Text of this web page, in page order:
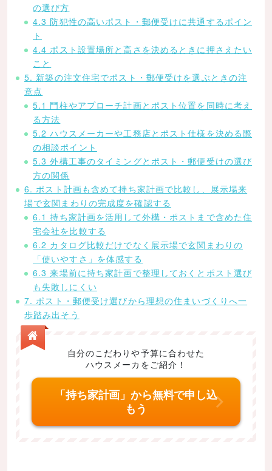
の選び方
4.3 防犯性の高いポスト・郵便受けに共通するポイン
ト
4.4 ポスト設置場所と高さを決めるときに押さえたい
こと
5. 新築の注文住宅でポスト・郵便受けを選ぶときの注
意点
5.1 門柱やアプローチ計画とポスト位置を同時に考え
る方法
5.2 ハウスメーカーや工務店とポスト仕様を決める際
の相談ポイント
5.3 外構工事のタイミングとポスト・郵便受けの選び
方の関係
6. ポスト計画も含めて持ち家計画で比較し、展示場来
場で玄関まわりの完成度を確認する
6.1 持ち家計画を活用して外構・ポストまで含めた住
宅会社を比較する
6.2 カタログ比較だけでなく展示場で玄関まわりの
「使いやすさ」を体感する
6.3 来場前に持ち家計画で整理しておくとポスト選び
も失敗しにくい
7. ポスト・郵便受け選びから理想の住まいづくりへ一
歩踏み出そう
自分のこだわりや予算に合わせた
ハウスメーカをご紹介！
「持ち家計画」から無料で申し込
もう